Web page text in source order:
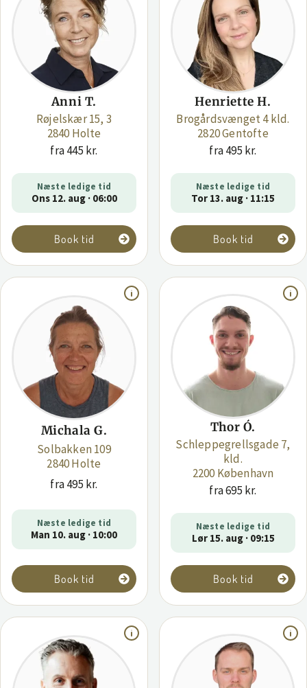
Anni T.
Røjelskær 15, 3
2840 Holte
fra 445 kr.
Næste ledige tid
Ons 12. aug · 06:00
Book tid
Henriette H.
Brogårdsvænget 4 kld.
2820 Gentofte
fra 495 kr.
Næste ledige tid
Tor 13. aug · 11:15
Book tid
Michala G.
Solbakken 109
2840 Holte
fra 495 kr.
Næste ledige tid
Man 10. aug · 10:00
Book tid
Thor Ó.
Schleppegrellsgade 7,
kld.
2200 København
fra 695 kr.
Næste ledige tid
Lør 15. aug · 09:15
Book tid